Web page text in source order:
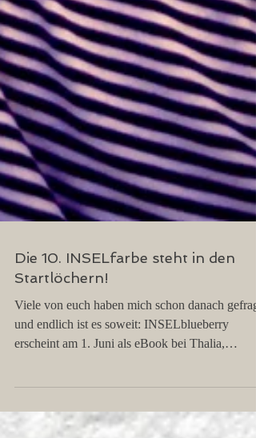
Die 10. INSELfarbe steht in den
Startlöchern!
Viele von euch haben mich schon danach
erscheint am 1. Juni als eBook bei Thalia,
bereits gelesen hat, erfährt in diesem Roman, wie